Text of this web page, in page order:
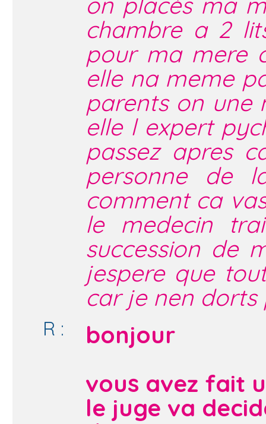
chambre a 2
pour ma mere
elle na meme
parents on une
elle l expert
passez apres
personne de
comment ca
le medecin
succession de
jespere que
car je nen dorts
R :
bonjour
vous avez fait
le juge va